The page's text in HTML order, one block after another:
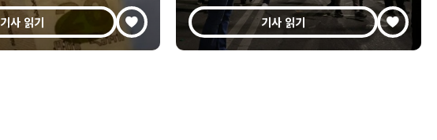
기사 읽기 기사 읽기